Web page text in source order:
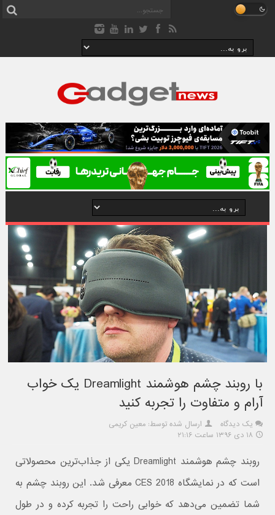
با روبند چشم هوشمند Dreamlight یک خواب
آرام و متفاوت را تجربه کنید
یک دیدگاه
ارسال شده توسط: معین کریمی
۱۸ دی ۱۳۹۶ ساعت ۲۱:۱۶
روبند چشم هوشمند Dreamlight یکی از جذاب‌ترین محصولاتی
است که در نمایشگاه CES 2018 معرفی شد. این روبند چشم به
شما تضمین می‌دهد که خوابی راحت را تجربه کرده و در طول